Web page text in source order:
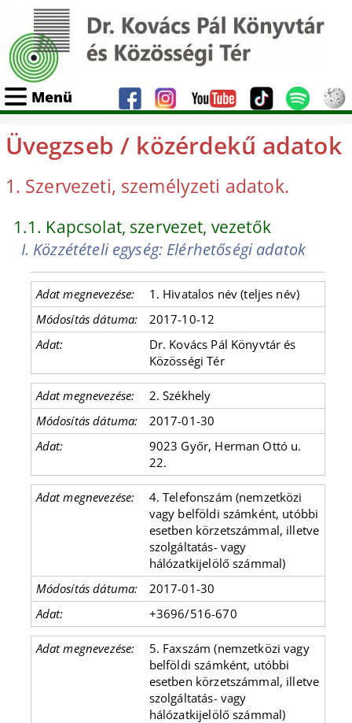
Menü
Üvegzseb / közérdekű adatok
1. Szervezeti, személyzeti adatok.
1.1. Kapcsolat, szervezet, vezetők
I. Közzétételi egység: Elérhetőségi adatok
1. Hivatalos név (teljes név)
2017-10-12
Dr. Kovács Pál Könyvtár és
Közösségi Tér
2. Székhely
2017-01-30
9023 Győr, Herman Ottó u.
22.
4. Telefonszám (nemzetközi
vagy belföldi számként, utóbbi
esetben körzetszámmal, illetve
szolgáltatás- vagy
hálózatkijelölő számmal)
2017-01-30
+3696/516-670
5. Faxszám (nemzetközi vagy
belföldi számként, utóbbi
esetben körzetszámmal, illetve
szolgáltatás- vagy
hálózatkijelölő számmal)